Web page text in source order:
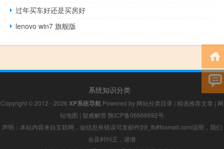
过年买车好还是买房好
lenovo win7 旗舰版
系统知识分类
Copyright © 2012 - 2026 XP系统导航 Powered by 网站分类目录 | 精选推荐文章 | 网
站地图 | 疑难解答 陕ICP备06666692号
声明：本站内容来自互联网，如信息有错误可发邮件到f_fb#foxmail.com说明，我们
会及时纠正，谢谢